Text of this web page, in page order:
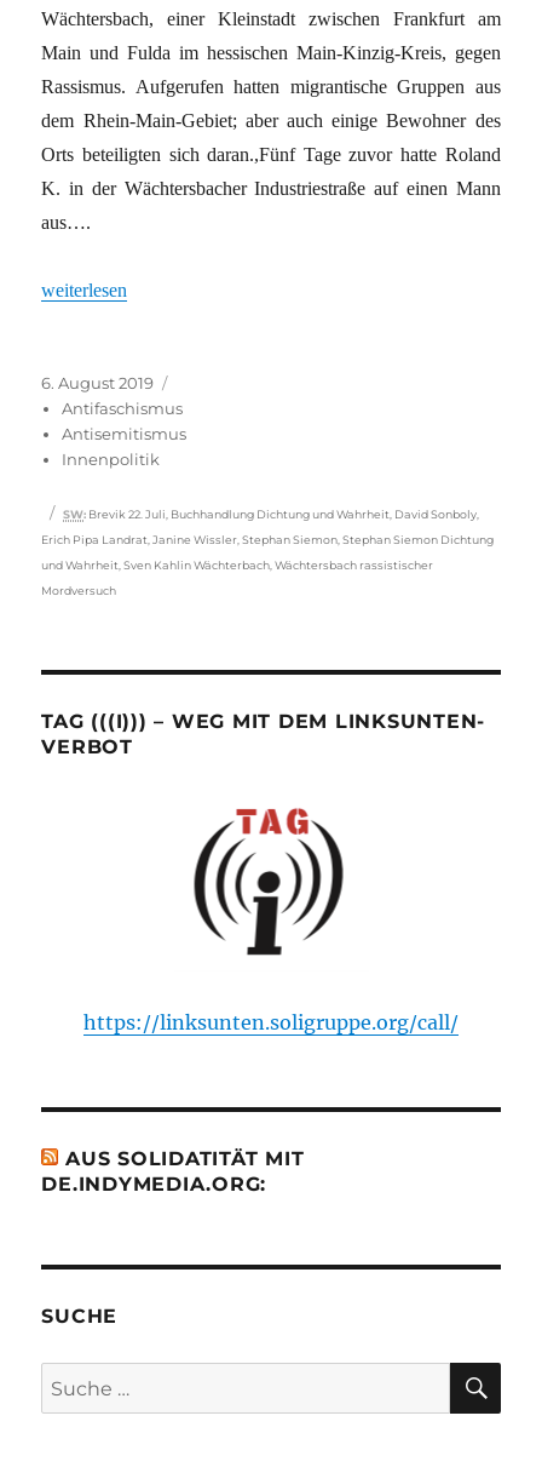
Wächtersbach, einer Kleinstadt zwischen Frankfurt am
Main und Fulda im hessischen Main-Kinzig-Kreis, gegen
Rassismus. Aufgerufen hatten migrantische Gruppen aus
dem Rhein-Main-Gebiet; aber auch einige Bewohner des
Orts beteiligten sich daran.,Fünf Tage zuvor hatte Roland
K. in der Wächtersbacher Industriestraße auf einen Mann
aus….
„Wenn niemand die Rassisten stoppt“
weiterlesen
Veröffentlicht
am
6. August 2019
Antifaschismus
Antisemitismus
Innenpolitik
Schlagwörter
SW: Brevik 22. Juli Buchhandlung Dichtung und Wahrheit David Sonboly
Erich Pipa Landrat ,Janine Wissler ,Stephan Siemon ,Stephan Siemon Dichtung
und Wahrheit ,Sven Kahlin Wächterbach ,Wächtersbach rassistischer
Mordversuch
TAG (((I))) – WEG MIT DEM LINKSUNTEN-
VERBOT
https://linksunten.soligruppe.org/call/
AUS SOLIDATITÄT MIT
DE.INDYMEDIA.ORG:
SUCHE
Suche
nach: